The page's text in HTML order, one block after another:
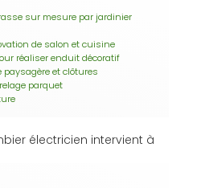
sur mesure par jardinier
de salon et cuisine
réaliser enduit décoratif
et clôtures
parquet
électricien intervient à